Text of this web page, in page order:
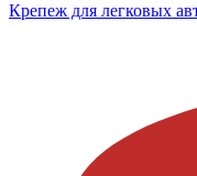
Крепеж для легковых